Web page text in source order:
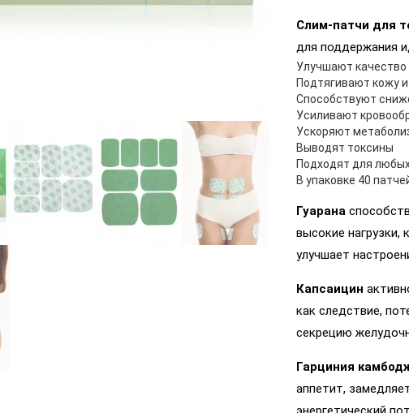
Слим-патчи для
для поддержания
Улучшают качество
Подтягивают кожу
Способствуют
Усиливают
Ускоряют
Выводят токсины
Подходят для
В упаковке 40
Гуарана
высокие нагрузки,
улучшает
Капсаицин
как следствие,
секрецию
Гарциния
аппетит,